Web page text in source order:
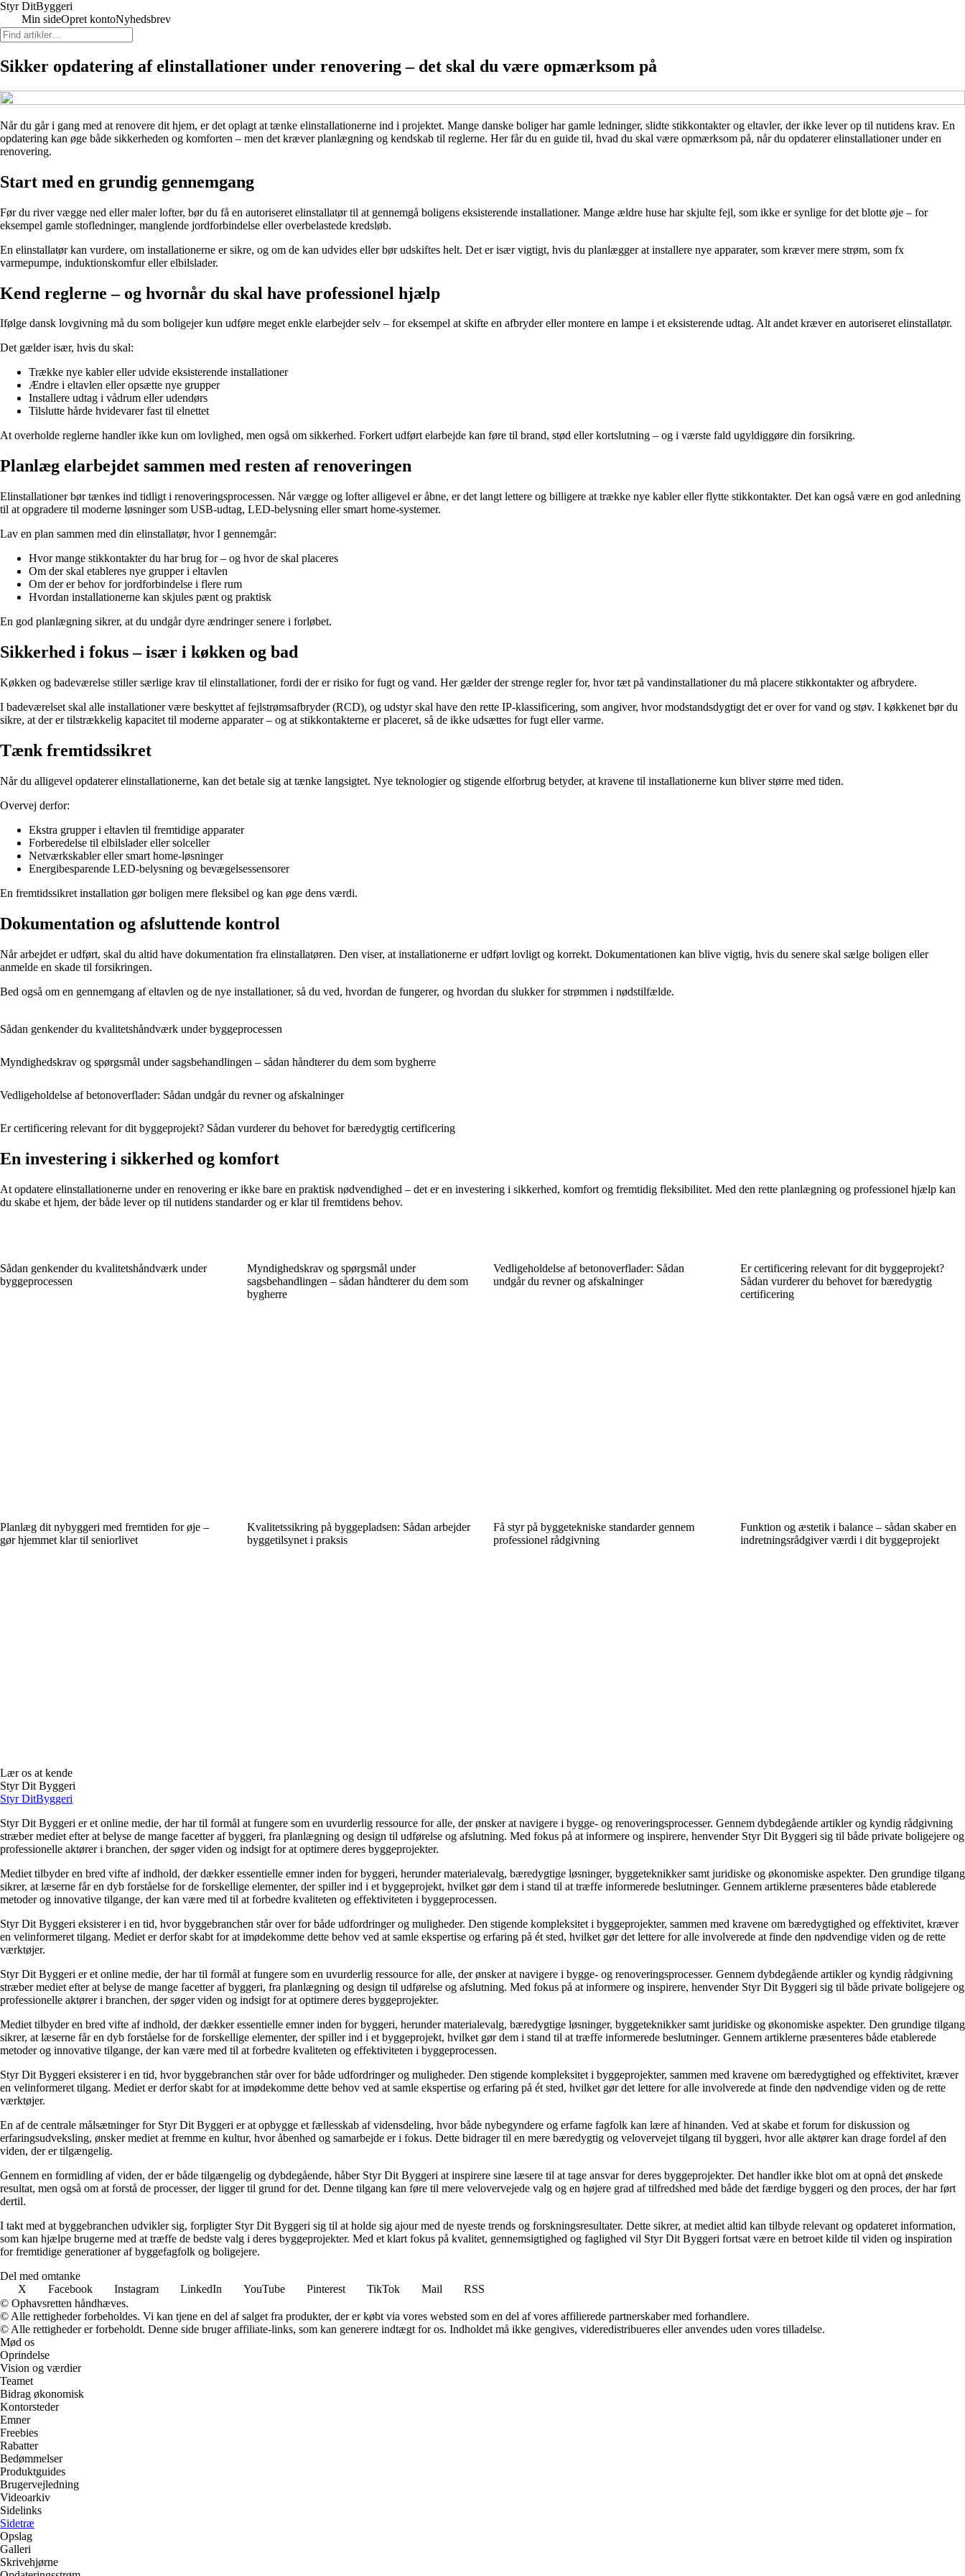
Styr DitByggeri
Min sideOpret kontoNyhedsbrev
Sikker opdatering af elinstallationer under renovering – det skal du være opmærksom på
Når du går i gang med at renovere dit hjem, er det oplagt at tænke elinstallationerne ind i projektet. Mange danske boliger har gamle ledninger, slidte stikkontakter og eltavler, der ikke lever op til nutidens krav. En
opdatering kan øge både sikkerheden og komforten – men det kræver planlægning og kendskab til reglerne. Her får du en guide til, hvad du skal være opmærksom på, når du opdaterer elinstallationer under en
renovering.
Start med en grundig gennemgang
Før du river vægge ned eller maler lofter, bør du få en autoriseret elinstallatør til at gennemgå boligens eksisterende installationer. Mange ældre huse har skjulte fejl, som ikke er synlige for det blotte øje – for
eksempel gamle stofledninger, manglende jordforbindelse eller overbelastede kredsløb.
En elinstallatør kan vurdere, om installationerne er sikre, og om de kan udvides eller bør udskiftes helt. Det er især vigtigt, hvis du planlægger at installere nye apparater, som kræver mere strøm, som fx
varmepumpe, induktionskomfur eller elbilslader.
Kend reglerne – og hvornår du skal have professionel hjælp
Ifølge dansk lovgivning må du som boligejer kun udføre meget enkle elarbejder selv – for eksempel at skifte en afbryder eller montere en lampe i et eksisterende udtag. Alt andet kræver en autoriseret elinstallatør.
Det gælder især, hvis du skal:
Trække nye kabler eller udvide eksisterende installationer
Ændre i eltavlen eller opsætte nye grupper
Installere udtag i vådrum eller udendørs
Tilslutte hårde hvidevarer fast til elnettet
At overholde reglerne handler ikke kun om lovlighed, men også om sikkerhed. Forkert udført elarbejde kan føre til brand, stød eller kortslutning – og i værste fald ugyldiggøre din forsikring.
Planlæg elarbejdet sammen med resten af renoveringen
Elinstallationer bør tænkes ind tidligt i renoveringsprocessen. Når vægge og lofter alligevel er åbne, er det langt lettere og billigere at trække nye kabler eller flytte stikkontakter. Det kan også være en god anledning
til at opgradere til moderne løsninger som USB-udtag, LED-belysning eller smart home-systemer.
Lav en plan sammen med din elinstallatør, hvor I gennemgår:
Hvor mange stikkontakter du har brug for – og hvor de skal placeres
Om der skal etableres nye grupper i eltavlen
Om der er behov for jordforbindelse i flere rum
Hvordan installationerne kan skjules pænt og praktisk
En god planlægning sikrer, at du undgår dyre ændringer senere i forløbet.
Sikkerhed i fokus – især i køkken og bad
Køkken og badeværelse stiller særlige krav til elinstallationer, fordi der er risiko for fugt og vand. Her gælder der strenge regler for, hvor tæt på vandinstallationer du må placere stikkontakter og afbrydere.
I badeværelset skal alle installationer være beskyttet af fejlstrømsafbryder (RCD), og udstyr skal have den rette IP-klassificering, som angiver, hvor modstandsdygtigt det er over for vand og støv. I køkkenet bør du
sikre, at der er tilstrækkelig kapacitet til moderne apparater – og at stikkontakterne er placeret, så de ikke udsættes for fugt eller varme.
Tænk fremtidssikret
Når du alligevel opdaterer elinstallationerne, kan det betale sig at tænke langsigtet. Nye teknologier og stigende elforbrug betyder, at kravene til installationerne kun bliver større med tiden.
Overvej derfor:
Ekstra grupper i eltavlen til fremtidige apparater
Forberedelse til elbilslader eller solceller
Netværkskabler eller smart home-løsninger
Energibesparende LED-belysning og bevægelsessensorer
En fremtidssikret installation gør boligen mere fleksibel og kan øge dens værdi.
Dokumentation og afsluttende kontrol
Når arbejdet er udført, skal du altid have dokumentation fra elinstallatøren. Den viser, at installationerne er udført lovligt og korrekt. Dokumentationen kan blive vigtig, hvis du senere skal sælge boligen eller
anmelde en skade til forsikringen.
Bed også om en gennemgang af eltavlen og de nye installationer, så du ved, hvordan de fungerer, og hvordan du slukker for strømmen i nødstilfælde.
Sådan genkender du kvalitets­håndværk under byggeprocessen
Myndighedskrav og spørgsmål under sagsbehandlingen – sådan håndterer du dem som bygherre
Vedligeholdelse af betonoverflader: Sådan undgår du revner og afskalninger
Er certificering relevant for dit byggeprojekt? Sådan vurderer du behovet for bæredygtig certificering
En investering i sikkerhed og komfort
At opdatere elinstallationerne under en renovering er ikke bare en praktisk nødvendighed – det er en investering i sikkerhed, komfort og fremtidig fleksibilitet. Med den rette planlægning og professionel hjælp kan
du skabe et hjem, der både lever op til nutidens standarder og er klar til fremtidens behov.
Sådan genkender du kvalitets­håndværk under
byggeprocessen
Myndighedskrav og spørgsmål under
sagsbehandlingen – sådan håndterer du dem som
bygherre
Vedligeholdelse af betonoverflader: Sådan
undgår du revner og afskalninger
Er certificering relevant for dit byggeprojekt?
Sådan vurderer du behovet for bæredygtig
certificering
Planlæg dit nybyggeri med fremtiden for øje –
gør hjemmet klar til seniorlivet
Kvalitetssikring på byggepladsen: Sådan arbejder
byggetilsynet i praksis
Få styr på byggetekniske standarder gennem
professionel rådgivning
Funktion og æstetik i balance – sådan skaber en
indretningsrådgiver værdi i dit byggeprojekt
Lær os at kende
Styr Dit Byggeri
Styr DitByggeri
Styr Dit Byggeri er et online medie, der har til formål at fungere som en uvurderlig ressource for alle, der ønsker at navigere i bygge- og renoveringsprocesser. Gennem dybdegående artikler og kyndig rådgivning
stræber mediet efter at belyse de mange facetter af byggeri, fra planlægning og design til udførelse og afslutning. Med fokus på at informere og inspirere, henvender Styr Dit Byggeri sig til både private boligejere og
professionelle aktører i branchen, der søger viden og indsigt for at optimere deres byggeprojekter.
Mediet tilbyder en bred vifte af indhold, der dækker essentielle emner inden for byggeri, herunder materialevalg, bæredygtige løsninger, byggeteknikker samt juridiske og økonomiske aspekter. Den grundige tilgang
sikrer, at læserne får en dyb forståelse for de forskellige elementer, der spiller ind i et byggeprojekt, hvilket gør dem i stand til at træffe informerede beslutninger. Gennem artiklerne præsenteres både etablerede
metoder og innovative tilgange, der kan være med til at forbedre kvaliteten og effektiviteten i byggeprocessen.
Styr Dit Byggeri eksisterer i en tid, hvor byggebranchen står over for både udfordringer og muligheder. Den stigende kompleksitet i byggeprojekter, sammen med kravene om bæredygtighed og effektivitet, kræver
en velinformeret tilgang. Mediet er derfor skabt for at imødekomme dette behov ved at samle ekspertise og erfaring på ét sted, hvilket gør det lettere for alle involverede at finde den nødvendige viden og de rette
værktøjer.
Styr Dit Byggeri er et online medie, der har til formål at fungere som en uvurderlig ressource for alle, der ønsker at navigere i bygge- og renoveringsprocesser. Gennem dybdegående artikler og kyndig rådgivning
stræber mediet efter at belyse de mange facetter af byggeri, fra planlægning og design til udførelse og afslutning. Med fokus på at informere og inspirere, henvender Styr Dit Byggeri sig til både private boligejere og
professionelle aktører i branchen, der søger viden og indsigt for at optimere deres byggeprojekter.
Mediet tilbyder en bred vifte af indhold, der dækker essentielle emner inden for byggeri, herunder materialevalg, bæredygtige løsninger, byggeteknikker samt juridiske og økonomiske aspekter. Den grundige tilgang
sikrer, at læserne får en dyb forståelse for de forskellige elementer, der spiller ind i et byggeprojekt, hvilket gør dem i stand til at træffe informerede beslutninger. Gennem artiklerne præsenteres både etablerede
metoder og innovative tilgange, der kan være med til at forbedre kvaliteten og effektiviteten i byggeprocessen.
Styr Dit Byggeri eksisterer i en tid, hvor byggebranchen står over for både udfordringer og muligheder. Den stigende kompleksitet i byggeprojekter, sammen med kravene om bæredygtighed og effektivitet, kræver
en velinformeret tilgang. Mediet er derfor skabt for at imødekomme dette behov ved at samle ekspertise og erfaring på ét sted, hvilket gør det lettere for alle involverede at finde den nødvendige viden og de rette
værktøjer.
En af de centrale målsætninger for Styr Dit Byggeri er at opbygge et fællesskab af vidensdeling, hvor både nybegyndere og erfarne fagfolk kan lære af hinanden. Ved at skabe et forum for diskussion og
erfaringsudveksling, ønsker mediet at fremme en kultur, hvor åbenhed og samarbejde er i fokus. Dette bidrager til en mere bæredygtig og velovervejet tilgang til byggeri, hvor alle aktører kan drage fordel af den
viden, der er tilgængelig.
Gennem en formidling af viden, der er både tilgængelig og dybdegående, håber Styr Dit Byggeri at inspirere sine læsere til at tage ansvar for deres byggeprojekter. Det handler ikke blot om at opnå det ønskede
resultat, men også om at forstå de processer, der ligger til grund for det. Denne tilgang kan føre til mere velovervejede valg og en højere grad af tilfredshed med både det færdige byggeri og den proces, der har ført
dertil.
I takt med at byggebranchen udvikler sig, forpligter Styr Dit Byggeri sig til at holde sig ajour med de nyeste trends og forskningsresultater. Dette sikrer, at mediet altid kan tilbyde relevant og opdateret information,
som kan hjælpe brugerne med at træffe de bedste valg i deres byggeprojekter. Med et klart fokus på kvalitet, gennemsigtighed og faglighed vil Styr Dit Byggeri fortsat være en betroet kilde til viden og inspiration
for fremtidige generationer af byggefagfolk og boligejere.
Del med omtanke
X
Facebook Instagram LinkedIn YouTube Pinterest TikTok Mail
RSS
© Ophavsretten håndhæves.
© Alle rettigheder forbeholdes. Vi kan tjene en del af salget fra produkter, der er købt via vores websted som en del af vores affilierede partnerskaber med forhandlere.
© Alle rettigheder er forbeholdt. Denne side bruger affiliate-links, som kan generere indtægt for os. Indholdet må ikke gengives, videredistribueres eller anvendes uden vores tilladelse.
Mød os
Oprindelse
Vision og værdier
Teamet
Bidrag økonomisk
Kontorsteder
Emner
Freebies
Rabatter
Bedømmelser
Produktguides
Brugervejledning
Videoarkiv
Sidelinks
Sidetræ
Opslag
Galleri
Skrivehjørne